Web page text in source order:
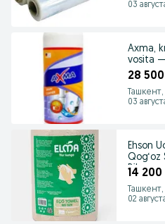
03
Axma,
vosita —
28
03
Ehson
Qog‘oz
Bilan
14
02